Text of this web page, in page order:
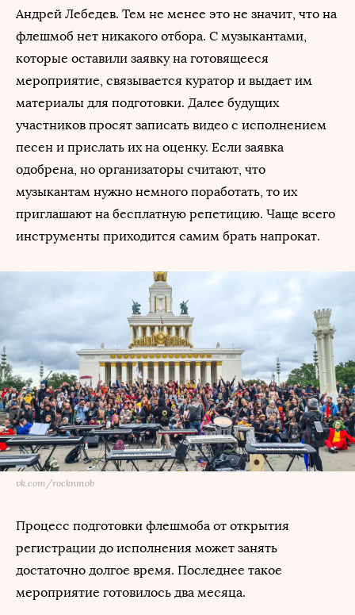
Андрей Лебедев. Тем не менее это не значит, что на
флешмоб нет никакого отбора. С музыкантами,
которые оставили заявку на готовящееся
мероприятие, связывается куратор и выдает им
материалы для подготовки. Далее будущих
участников просят записать видео с исполнением
песен и прислать их на оценку. Если заявка
одобрена, но организаторы считают, что
музыкантам нужно немного поработать, то их
приглашают на бесплатную репетицию. Чаще всего
инструменты приходится самим брать напрокат.
vk.com/rocknmob
Процесс подготовки флешмоба от открытия
регистрации до исполнения может занять
достаточно долгое время. Последнее такое
мероприятие готовилось два месяца.